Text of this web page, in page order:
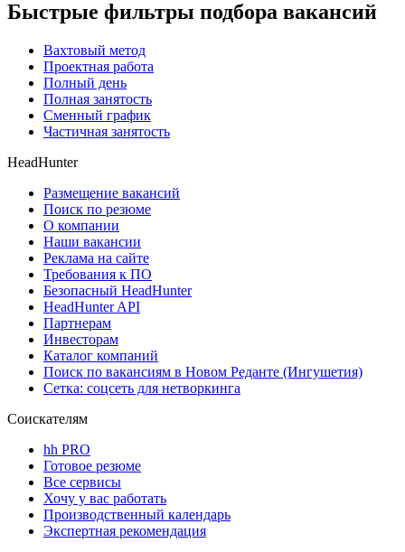
Быстрые фильтры подбора вакансий
Вахтовый метод
Проектная работа
Полный день
Полная занятость
Сменный график
Частичная занятость
HeadHunter
Размещение вакансий
Поиск по резюме
О компании
Наши вакансии
Реклама на сайте
Требования к ПО
Безопасный HeadHunter
HeadHunter API
Партнерам
Инвесторам
Каталог компаний
Поиск по вакансиям в Новом Реданте (Ингушетия)
Сетка: соцсеть для нетворкинга
Соискателям
hh PRO
Готовое резюме
Все сервисы
Хочу у вас работать
Производственный календарь
Экспертная рекомендация